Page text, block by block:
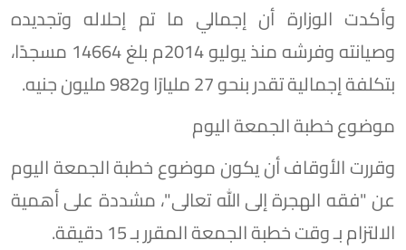
وأكدت الوزارة أن إجمالي ما تم إحلاله وتجديده
وصيانته وفرشه منذ يوليو 2014م بلغ 14664 مسجدًا،
بتكلفة إجمالية تقدر بنحو 27 مليارًا و982 مليون جنيه.
موضوع خطبة الجمعة اليوم
وقررت الأوقاف أن يكون موضوع خطبة الجمعة اليوم
عن "فقه الهجرة إلى الله تعالى"، مشددة على أهمية
الالتزام بـ وقت خطبة الجمعة المقرر بـ 15 دقيقة.